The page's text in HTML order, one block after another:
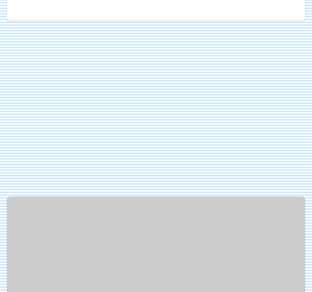
Yamaha
Genos2
76-
key,
Yamaha